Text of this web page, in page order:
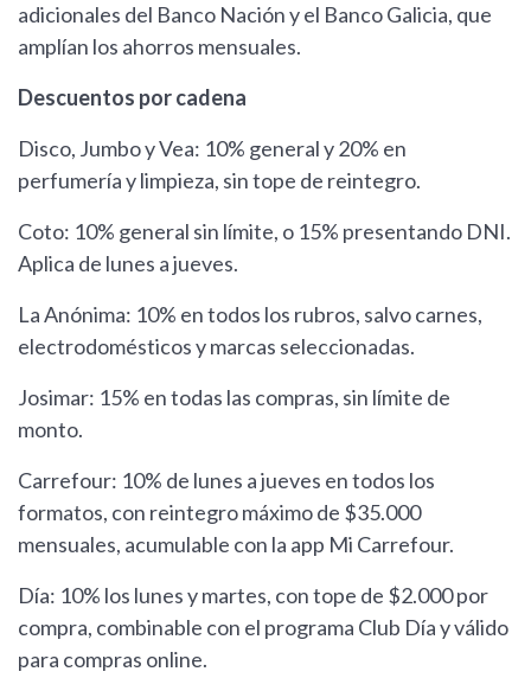
adicionales del Banco Nación y el Banco Galicia, que
amplían los ahorros mensuales.
Descuentos por cadena
Disco, Jumbo y Vea: 10% general y 20% en
perfumería y limpieza, sin tope de reintegro.
Coto: 10% general sin límite, o 15% presentando DNI.
Aplica de lunes a jueves.
La Anónima: 10% en todos los rubros, salvo carnes,
electrodomésticos y marcas seleccionadas.
Josimar: 15% en todas las compras, sin límite de
monto.
Carrefour: 10% de lunes a jueves en todos los
formatos, con reintegro máximo de $35.000
mensuales, acumulable con la app Mi Carrefour.
Día: 10% los lunes y martes, con tope de $2.000 por
compra, combinable con el programa Club Día y válido
para compras online.